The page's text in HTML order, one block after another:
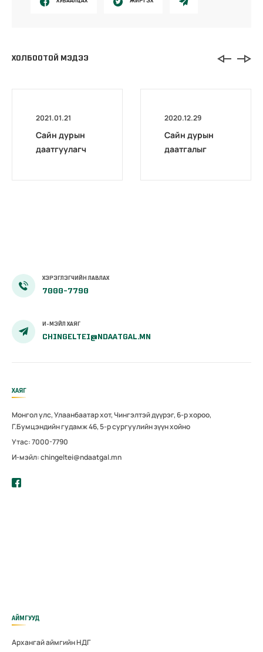
ХОЛБООТОЙ МЭДЭЭ
2021.01.21
Сайн дурын
даатгуулагч
2020.12.29
Сайн дурын
даатгалыг
ХЭРЭГЛЭГЧИЙН ЛАВЛАХ
7000-7790
И-МЭЙЛ ХАЯГ
CHINGELTEI@NDAATGAL.MN
ХАЯГ
Монгол улс, Улаанбаатар хот, Чингэлтэй дүүрэг, 6-р хороо,
Г.Бумцэндийн гудамж 46, 5-р сургуулийн зүүн хойно
Утас: 7000-7790
И-мэйл: chingeltei@ndaatgal.mn
АЙМГУУД
Архангай аймгийн НДГ